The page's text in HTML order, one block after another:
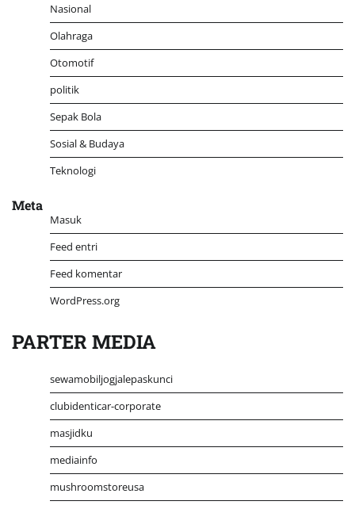
Nasional
Olahraga
Otomotif
politik
Sepak Bola
Sosial & Budaya
Teknologi
Meta
Masuk
Feed entri
Feed komentar
WordPress.org
PARTER MEDIA
sewamobiljogjalepaskunci
clubidenticar-corporate
masjidku
mediainfo
mushroomstoreusa